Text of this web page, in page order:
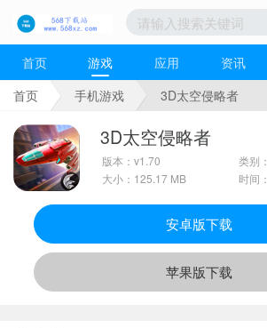
首页 游戏 应用 资讯
首页
手机游戏 3D太空侵略者
3D太空侵略者
版本：v1.70
大小：125.17 MB
类别
时间
安卓版下载
苹果版下载